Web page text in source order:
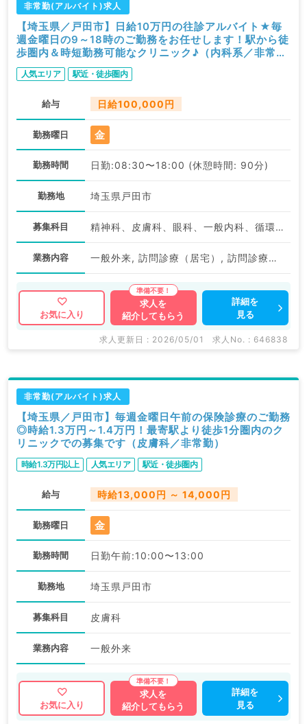
非常勤(アルバイト)求人
【埼玉県／戸田市】日給10万円の往診アルバイト★毎
週金曜日の9～18時のご勤務をお任せします！駅から徒
歩圏内＆時短勤務可能なクリニック♪（内科系／非常
勤）
人気エリア 駅近・徒歩圏内
給与 日給100,000円
勤務曜日 金
勤務時間 日勤:08:30〜18:00 (休憩時間: 90分)
勤務地 埼玉県戸田市
募集科目 精神科、皮膚科、眼科、一般内科、循環器内科、呼吸器内科、消化器内科、内分泌・代謝内科
業務内容 一般外来, 訪問診療（居宅）, 訪問診療（施設）
お気に入り
求人を
紹介してもらう
詳細を
見る
求人更新日 : 2026/05/01 求人No. : 646838
非常勤(アルバイト)求人
【埼玉県／戸田市】毎週金曜日午前の保険診療のご勤務
◎時給1.3万円～1.4万円！最寄駅より徒歩1分圏内のク
リニックでの募集です（皮膚科／非常勤）
時給1.3万円以上 人気エリア 駅近・徒歩圏内
給与 時給13,000円 ～ 14,000円
勤務曜日 金
勤務時間 日勤午前:10:00〜13:00
勤務地 埼玉県戸田市
募集科目 皮膚科
業務内容 一般外来
お気に入り
求人を
紹介してもらう
詳細を
見る